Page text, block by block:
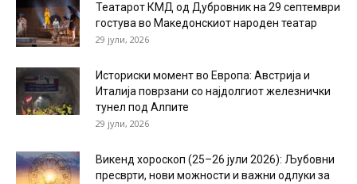
Театарот КМД од Дубровник на 29 септември
гостува во Македонскиот народен театар
29 јули, 2026
Историски момент во Европа: Австрија и
Италија поврзани со најдолгиот железнички
тунел под Алпите
29 јули, 2026
Викенд хороскоп (25–26 јули 2026): Љубовни
пресврти, нови можности и важни одлуки за